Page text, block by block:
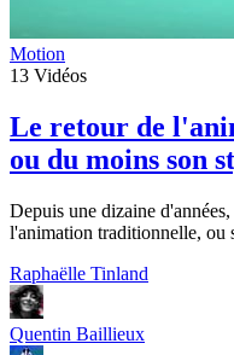
Motion
13 Vidéos
Le retour de
ou du moins son
Depuis une dizaine
l'animation traditionnelle, ou
Raphaëlle Tinland
Quentin Baillieux